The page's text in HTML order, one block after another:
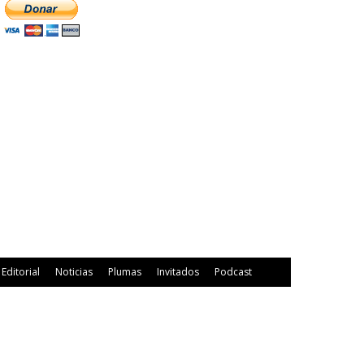
Editorial Noticias Plumas Invitados Podcast